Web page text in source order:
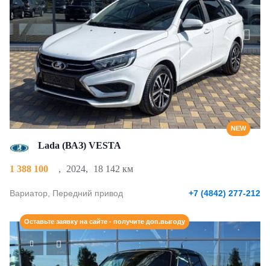
NEW
Lada (ВАЗ) VESTA
1 388 100 , 2024, 18 142 км
Вариатор, Передний привод +7 (4842) 277-212
Оставьте заявку на сайте - получите доп.выгоду